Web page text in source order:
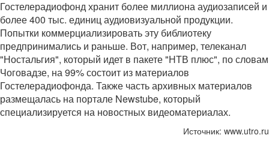
Гостелерадиофонд хранит более миллиона аудиозаписей и
более 400 тыс. единиц аудиовизуальной продукции.
Попытки коммерциализировать эту библиотеку
предпринимались и раньше. Вот, например, телеканал
"Ностальгия", который идет в пакете "НТВ плюс", по словам
Чоговадзе, на 99% состоит из материалов
Гостелерадиофонда. Также часть архивных материалов
размещалась на портале Newstube, который
специализируется на новостных видеоматериалах.
Источник: www.utro.ru